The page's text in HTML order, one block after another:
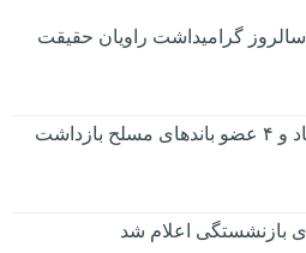
سالروز گرامیداشت راویان حقیقت
۲۱ عامل موساد و ۴ عضو باند‌های مسلح بازداشت
بازنشستگی اعلام شد